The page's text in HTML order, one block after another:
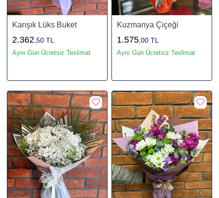
Karışık Lüks Buket
2.362 ,50 TL
Aynı Gün Ücretsiz Teslimat
Kuzmanya Çiçeği
1.575 ,00 TL
Aynı Gün Ücretsiz Teslimat